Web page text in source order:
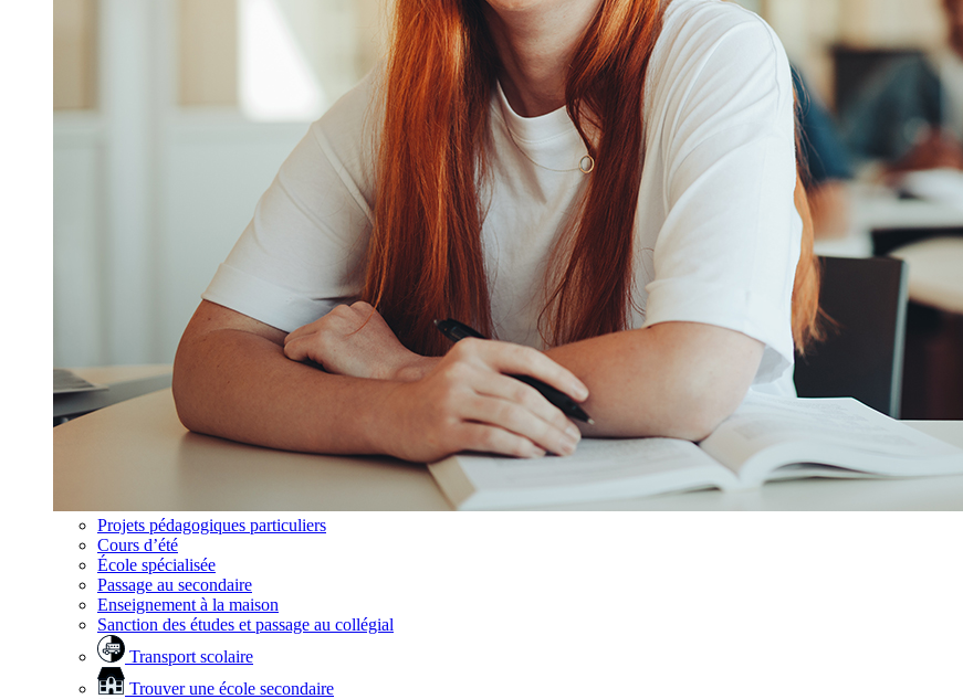
Projets pédagogiques particuliers
Cours d’été
École spécialisée
Passage au secondaire
Enseignement à la maison
Sanction des études et passage au collégial
Transport scolaire
Trouver une école secondaire